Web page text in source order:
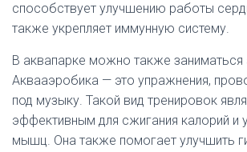
способствует улучшению работы
также укрепляет иммунную систему.
В аквапарке можно также заниматься
Аквааэробика — это упражнения,
под музыку. Такой вид тренировок
эффективным для сжигания калорий и
мышц. Она также помогает улучшить